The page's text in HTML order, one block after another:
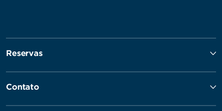
Reservas
Contato